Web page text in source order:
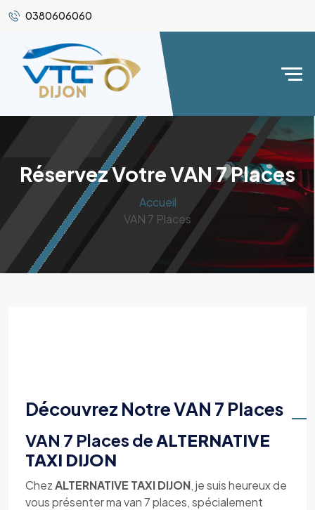
0380606060
Réservez Votre VAN 7 Places
Accueil
VAN 7 Places
Découvrez Notre VAN 7 Places
VAN 7 Places deALTERNATIVE
TAXI DIJON
ChezALTERNATIVE TAXI DIJON, je suis heureux de
vous présenter ma van 7 places, spécialement